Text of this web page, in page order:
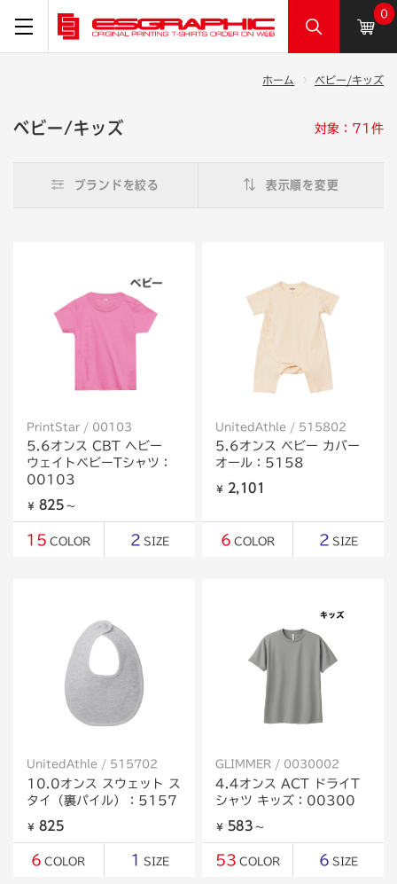
0
ホーム ベビー/キッズ
ベビー/キッズ 対象：71件
ブランドを絞る 表示順を変更
PrintStar / 00103
5.6オンス CBT ヘビー
ウェイトベビーTシャツ：
00103
￥ 825 ～
15 COLOR 2 SIZE
UnitedAthle / 515802
5.6オンス ベビー カバー
オール：5158
￥ 2,101
6 COLOR 2 SIZE
UnitedAthle / 515702
10.0オンス スウェット ス
タイ（裏パイル）：5157
￥ 825
6 COLOR 1 SIZE
GLIMMER / 0030002
4.4オンス ACT ドライT
シャツ キッズ：00300
￥ 583 ～
53 COLOR 6 SIZE